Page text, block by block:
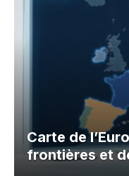
Carte de
frontières et